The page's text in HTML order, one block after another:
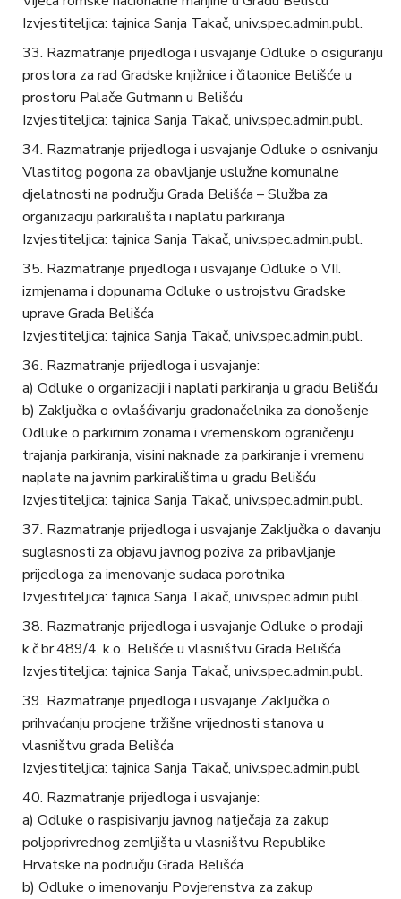
Izvjestiteljica: tajnica Sanja Takač, univ.spec.admin.publ.
Razmatranje prijedloga i usvajanje Odluke o osiguranju
prostora za rad Gradske knjižnice i čitaonice Belišće u
prostoru Palače Gutmann u Belišću
Izvjestiteljica: tajnica Sanja Takač, univ.spec.admin.publ.
Razmatranje prijedloga i usvajanje Odluke o osnivanju
Vlastitog pogona za obavljanje uslužne komunalne
djelatnosti na području Grada Belišća – Služba za
organizaciju parkirališta i naplatu parkiranja
Izvjestiteljica: tajnica Sanja Takač, univ.spec.admin.publ.
Razmatranje prijedloga i usvajanje Odluke o VII.
izmjenama i dopunama Odluke o ustrojstvu Gradske
uprave Grada Belišća
Izvjestiteljica: tajnica Sanja Takač, univ.spec.admin.publ.
Razmatranje prijedloga i usvajanje:
a) Odluke o organizaciji i naplati parkiranja u gradu Belišću
b) Zaključka o ovlašćivanju gradonačelnika za donošenje
Odluke o parkirnim zonama i vremenskom ograničenju
trajanja parkiranja, visini naknade za parkiranje i vremenu
naplate na javnim parkiralištima u gradu Belišću
Izvjestiteljica: tajnica Sanja Takač, univ.spec.admin.publ.
Razmatranje prijedloga i usvajanje Zaključka o davanju
suglasnosti za objavu javnog poziva za pribavljanje
prijedloga za imenovanje sudaca porotnika
Izvjestiteljica: tajnica Sanja Takač, univ.spec.admin.publ.
Razmatranje prijedloga i usvajanje Odluke o prodaji
k.č.br.489/4, k.o. Belišće u vlasništvu Grada Belišća
Izvjestiteljica: tajnica Sanja Takač, univ.spec.admin.publ.
Razmatranje prijedloga i usvajanje Zaključka o
prihvaćanju procjene tržišne vrijednosti stanova u
vlasništvu grada Belišća
Izvjestiteljica: tajnica Sanja Takač, univ.spec.admin.publ
Razmatranje prijedloga i usvajanje:
a) Odluke o raspisivanju javnog natječaja za zakup
poljoprivrednog zemljišta u vlasništvu Republike
Hrvatske na području Grada Belišća
b) Odluke o imenovanju Povjerenstva za zakup